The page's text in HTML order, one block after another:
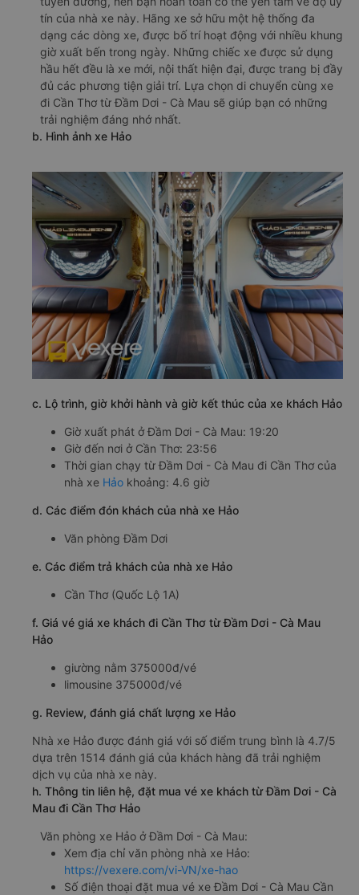
tín của nhà xe này. Hãng xe sở hữu một hệ thống đa
dạng các dòng xe, được bố trí hoạt động với nhiều khung
giờ xuất bến trong ngày. Những chiếc xe được sử dụng
hầu hết đều là xe mới, nội thất hiện đại, được trang bị đầy
đủ các phương tiện giải trí. Lựa chọn di chuyển cùng xe
đi Cần Thơ từ Đầm Dơi - Cà Mau sẽ giúp bạn có những
trải nghiệm đáng nhớ nhất.
b. Hình ảnh xe Hảo
c. Lộ trình, giờ khởi hành và giờ kết thúc của xe khách Hảo
Giờ xuất phát ở Đầm Dơi - Cà Mau: 19:20
Giờ đến nơi ở Cần Thơ: 23:56
Thời gian chạy từ Đầm Dơi - Cà Mau đi Cần Thơ của
nhà xe Hảo khoảng: 4.6 giờ
d. Các điểm đón khách của nhà xe Hảo
Văn phòng Đầm Dơi
e. Các điểm trả khách của nhà xe Hảo
Cần Thơ (Quốc Lộ 1A)
f. Giá vé giá xe khách đi Cần Thơ từ Đầm Dơi - Cà Mau
Hảo
giường nằm 375000đ/vé
limousine 375000đ/vé
g. Review, đánh giá chất lượng xe Hảo
Nhà xe Hảo được đánh giá với số điểm trung bình là 4.7/5
dựa trên 1514 đánh giá của khách hàng đã trải nghiệm
dịch vụ của nhà xe này.
h. Thông tin liên hệ, đặt mua vé xe khách từ Đầm Dơi - Cà
Mau đi Cần Thơ Hảo
Văn phòng xe Hảo ở Đầm Dơi - Cà Mau:
Xem địa chỉ văn phòng nhà xe Hảo:
https://vexere.com/vi-VN/xe-hao
Số điện thoại đặt mua vé xe Đầm Dơi - Cà Mau Cần